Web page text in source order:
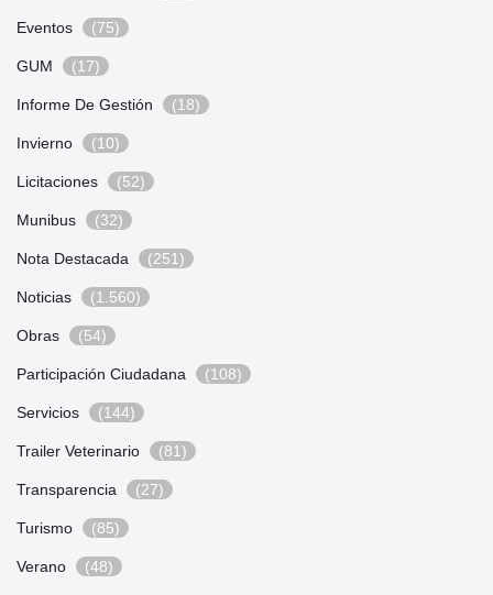
Eventos (75)
GUM (17)
Informe De Gestión (18)
Invierno (10)
Licitaciones (52)
Munibus (32)
Nota Destacada (251)
Noticias (1.560)
Obras (54)
Participación Ciudadana (108)
Servicios (144)
Trailer Veterinario (81)
Transparencia (27)
Turismo (85)
Verano (48)